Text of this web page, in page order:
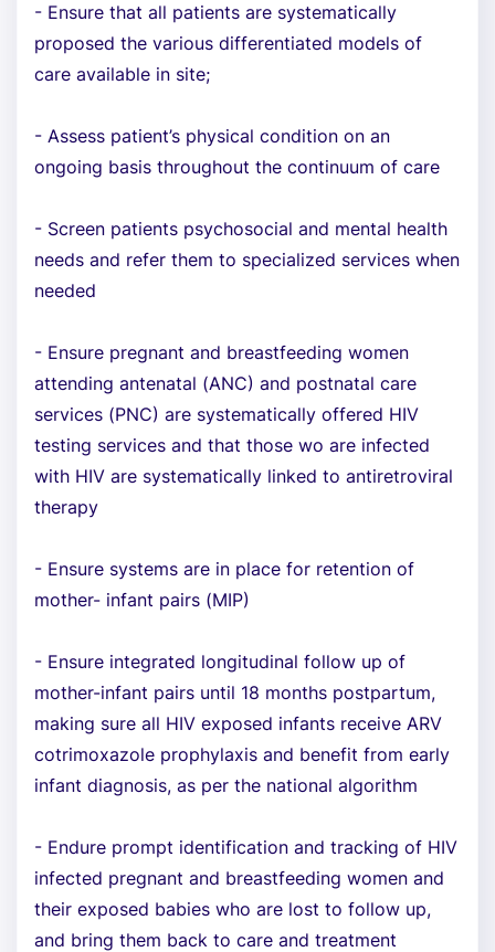
- Ensure that all patients are systematically
proposed the various differentiated models of
care available in site;
- Assess patient’s physical condition on an
ongoing basis throughout the continuum of care
- Screen patients psychosocial and mental health
needs and refer them to specialized services when
needed
- Ensure pregnant and breastfeeding women
attending antenatal (ANC) and postnatal care
services (PNC) are systematically offered HIV
testing services and that those wo are infected
with HIV are systematically linked to antiretroviral
therapy
- Ensure systems are in place for retention of
mother- infant pairs (MIP)
- Ensure integrated longitudinal follow up of
mother-infant pairs until 18 months postpartum,
making sure all HIV exposed infants receive ARV
cotrimoxazole prophylaxis and benefit from early
infant diagnosis, as per the national algorithm
- Endure prompt identification and tracking of HIV
infected pregnant and breastfeeding women and
their exposed babies who are lost to follow up,
and bring them back to care and treatment